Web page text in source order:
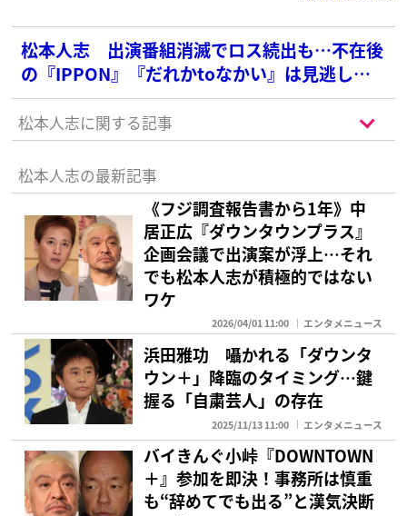
松本人志 出演番組消滅でロス続出も…不在後
の『IPPON』『だれかtoなかい』は見逃し回
数絶好調の皮肉
松本人志に関する記事
松本人志の最新記事
《フジ調査報告書から1年》中
居正広『ダウンタウンプラス』
企画会議で出演案が浮上…それ
でも松本人志が積極的ではない
ワケ
2026/04/01 11:00 エンタメニュース
浜田雅功 囁かれる「ダウンタ
ウン＋」降臨のタイミング…鍵
握る「自粛芸人」の存在
2025/11/13 11:00 エンタメニュース
バイきんぐ小峠『DOWNTOWN
＋』参加を即決！事務所は慎重
も“辞めてでも出る”と漢気決断